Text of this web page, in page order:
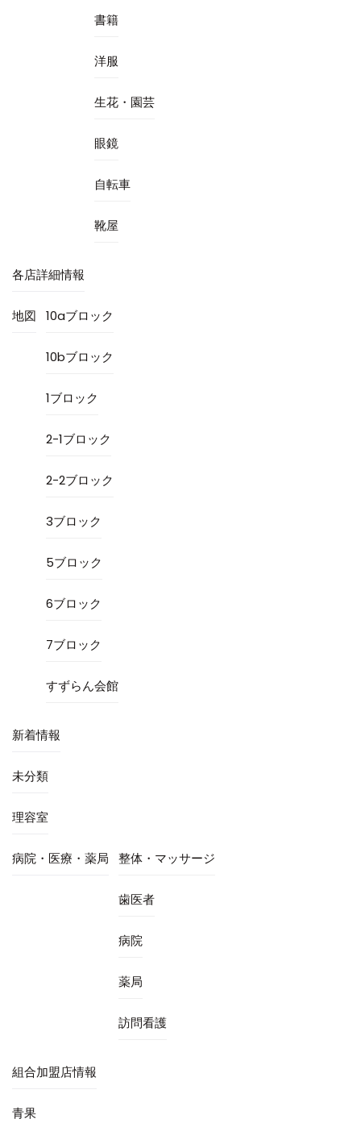
書籍
洋服
生花・園芸
眼鏡
自転車
靴屋
各店詳細情報
地図 10aブロック
10bブロック
1ブロック
2-1ブロック
2-2ブロック
3ブロック
5ブロック
6ブロック
7ブロック
すずらん会館
新着情報
未分類
理容室
病院・医療・薬局 整体・マッサージ
歯医者
病院
薬局
訪問看護
組合加盟店情報
青果